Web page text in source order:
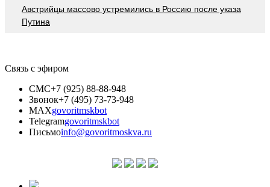
Австрийцы массово устремились в Россию после указа
Путина
Связь с эфиром
СМС+7 (925) 88-88-948
Звонок+7 (495) 73-73-948
MAXgovoritmskbot
Telegramgovoritmskbot
Письмоinfo@govoritmoskva.ru